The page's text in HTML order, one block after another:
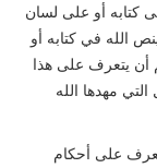
كتابه أو على لسان
الله في كتابه أو
أن يتعرف على هذا
مهدها الله
على أحكام